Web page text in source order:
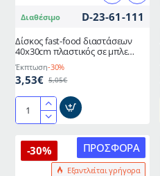
Διαθέσιμο D-23-61-111
Δίσκος fast-food διαστάσεων
40x30cm πλαστικός σε μπλε
χρώμα
Έκπτωση-30%
3,53€ 5,05€
Δίσκος
food
διαστάσεων
ΠΡΟΣΦΟΡΆ
Εξαντλείται γρήγορα
-30%